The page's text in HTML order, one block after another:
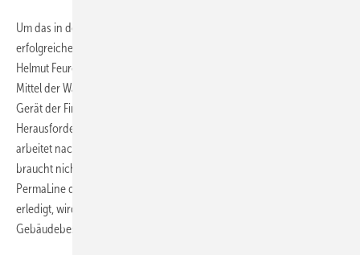
Um das in den Heizkreisen befindliche Leitungswasser nach
erfolgreicher Druckprüfung VDI-2035-konform aufzubereiten, ist für
Helmut Feurer das Inline-Entsalzungssystem PermaLine das erprobte
Mittel der Wahl. Tatsächlich werden mit dem kompakten mobilen
Gerät der Firma Permatrade Wassertechnik auch größere
Herausforderungen tragbar. Das einfach zu bedienende System
arbeitet nach wenigen Handgriffen weitgehend automatisch und
braucht nicht über den gesamten Prozess beaufsichtigt zu werden. Da
PermaLine die Heizungswasseraufbereitung im laufenden Betrieb
erledigt, wird auch die Befüllung großer Installationen im
Gebäudebestand vereinfacht.